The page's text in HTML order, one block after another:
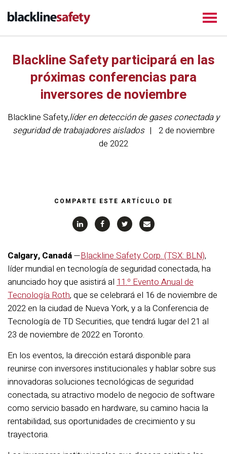
Blackline Safety participará en las
próximas conferencias para
inversores de noviembre
Blackline Safety,líder en detección de gases conectada y
seguridad de trabajadores aislados
2 de noviembre
de 2022
COMPARTE ESTE ARTÍCULO DE
Calgary, Canadá—Blackline Safety Corp. (TSX: BLN),
líder mundial en tecnología de seguridad conectada, ha
anunciado hoy que asistirá al 11.º Evento Anual de
Tecnología Roth, que se celebrará el 16 de noviembre de
2022 en la ciudad de Nueva York, y a la Conferencia de
Tecnología de TD Securities, que tendrá lugar del 21 al
23 de noviembre de 2022 en Toronto.
En los eventos, la dirección estará disponible para
reunirse con inversores institucionales y hablar sobre sus
innovadoras soluciones tecnológicas de seguridad
conectada, su atractivo modelo de negocio de software
como servicio basado en hardware, su camino hacia la
rentabilidad, sus oportunidades de crecimiento y su
trayectoria.